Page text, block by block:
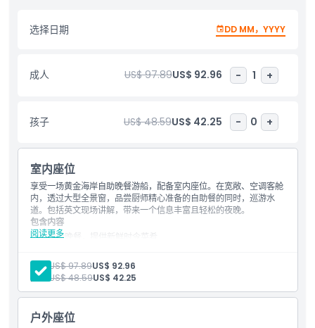
餐饮、娱乐与观光体验。今日即可在线预订黄金海岸晚餐游船票，驶
向澳大利亚最具代表性的海滨目的地之一的壮丽水道，创造难忘回
儿童成人政策
排除项
不适合
营业时间
选择日期 DD MM，YYYY
成人 US$ 97.89US$ 92.96 - 1 +
孩子 US$ 48.59US$ 42.25 - 0 +
室内座位
享受一场黄金海岸自助晚餐游船，配备室内座位。在宽敞、空调客舱
内，透过大型全景窗，品尝厨师精心准备的自助餐的同时，巡游水
道。包括英文现场讲解，带来一个信息丰富且轻松的夜晚。
阅读更多
包含内容
自助晚餐，提供新鲜时令菜肴
船员提供的英语现场讲解
沿黄金海岸水道的风景游船
成人: US$ 97.89US$ 92.96
孩子:
US$ 48.59US$ 42.25
户外座位